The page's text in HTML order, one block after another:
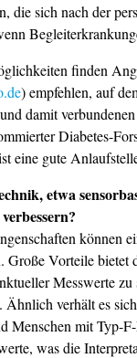
die sich nach der
finden
) empfehlen, auf
damit
Diabetes-
eine gute
etwa
können
Große Vorteile
Messwerte
Ähnlich verhält es
Menschen mit Typ-
was die